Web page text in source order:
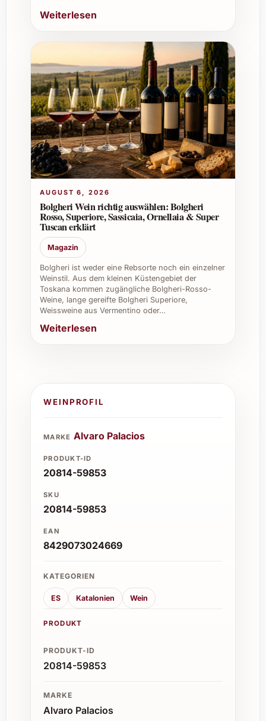
Weiterlesen
AUGUST 6, 2026
Bolgheri Wein richtig auswählen: Bolgheri
Rosso, Superiore, Sassicaia, Ornellaia & Super
Tuscan erklärt
Magazin
Bolgheri ist weder eine Rebsorte noch ein einzelner
Weinstil. Aus dem kleinen Küstengebiet der
Toskana kommen zugängliche Bolgheri-Rosso-
Weine, lange gereifte Bolgheri Superiore,
Weissweine aus Vermentino oder…
Weiterlesen
WEINPROFIL
MARKE Alvaro Palacios
PRODUKT-ID
20814-59853
SKU
20814-59853
EAN
8429073024669
KATEGORIEN
ES Katalonien Wein
PRODUKT
PRODUKT-ID
20814-59853
MARKE
Alvaro Palacios